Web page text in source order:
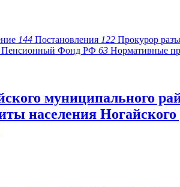
144 Постановления 122 Прокурор
Пенсионный Фонд РФ 63 Нормативные
муниципального
населения